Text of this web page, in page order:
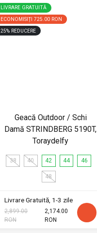
LIVRARE GRATUITĂ
ECONOMISIȚI 725.00 RON
25% REDUCERE
Geacă Outdoor / Schi
Damă STRINDBERG 5190T,
Toraydelfy
38 40 42 44 46
48
Livrare Gratuită, 1-3 zile
2,899.00
RON
2,174.00
RON